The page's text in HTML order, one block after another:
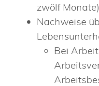
zwölf Monate)
Nachweise
Bei